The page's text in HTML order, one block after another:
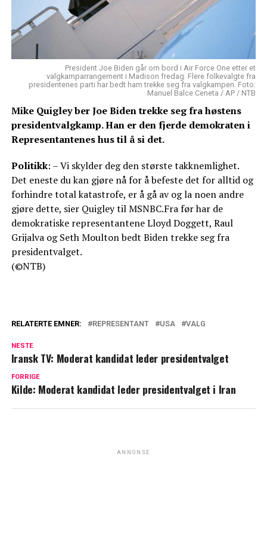
President Joe Biden går om bord i Air Force One etter et
valgkamparrangement i Madison fredag. Flere folkevalgte fra
presidentenes parti har bedt ham trekke seg fra valgkampen. Foto:
Manuel Balce Ceneta / AP / NTB
Mike Quigley ber Joe Biden trekke seg fra høstens
presidentvalgkamp. Han er den fjerde demokraten i
Representantenes hus til å si det.
Politikk: – Vi skylder deg den største takknemlighet.
Det eneste du kan gjøre nå for å befeste det for alltid og
forhindre total katastrofe, er å gå av og la noen andre
gjøre dette, sier Quigley til MSNBC.Fra før har de
demokratiske representantene Lloyd Doggett, Raul
Grijalva og Seth Moulton bedt Biden trekke seg fra
presidentvalget.
(©NTB)
RELATERTE EMNER: REPRESENTANT USA VALG
NESTE
Iransk TV: Moderat kandidat leder presidentvalget
FORRIGE
Kilde: Moderat kandidat leder presidentvalget i Iran
ANNONSE